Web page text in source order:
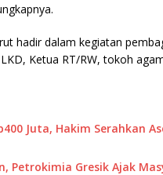
hadir dalam kegiatan
Ketua RT/RW, tokoh
Juta, Hakim Serahkan
Petrokimia Gresik Ajak